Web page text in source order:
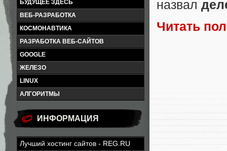
БУДУЩЕЕ ЗДЕСЬ
ВЕБ-РАЗРАБОТКА
КОСМОНАВТИКА
РАЗРАБОТКА ВЕБ-САЙТОВ
GOOGLE
ЖЕЛЕЗО
LINUX
АЛГОРИТМЫ
ИНФОРМАЦИЯ
Лучший хостинг сайтов - REG.RU
назвал
Читать